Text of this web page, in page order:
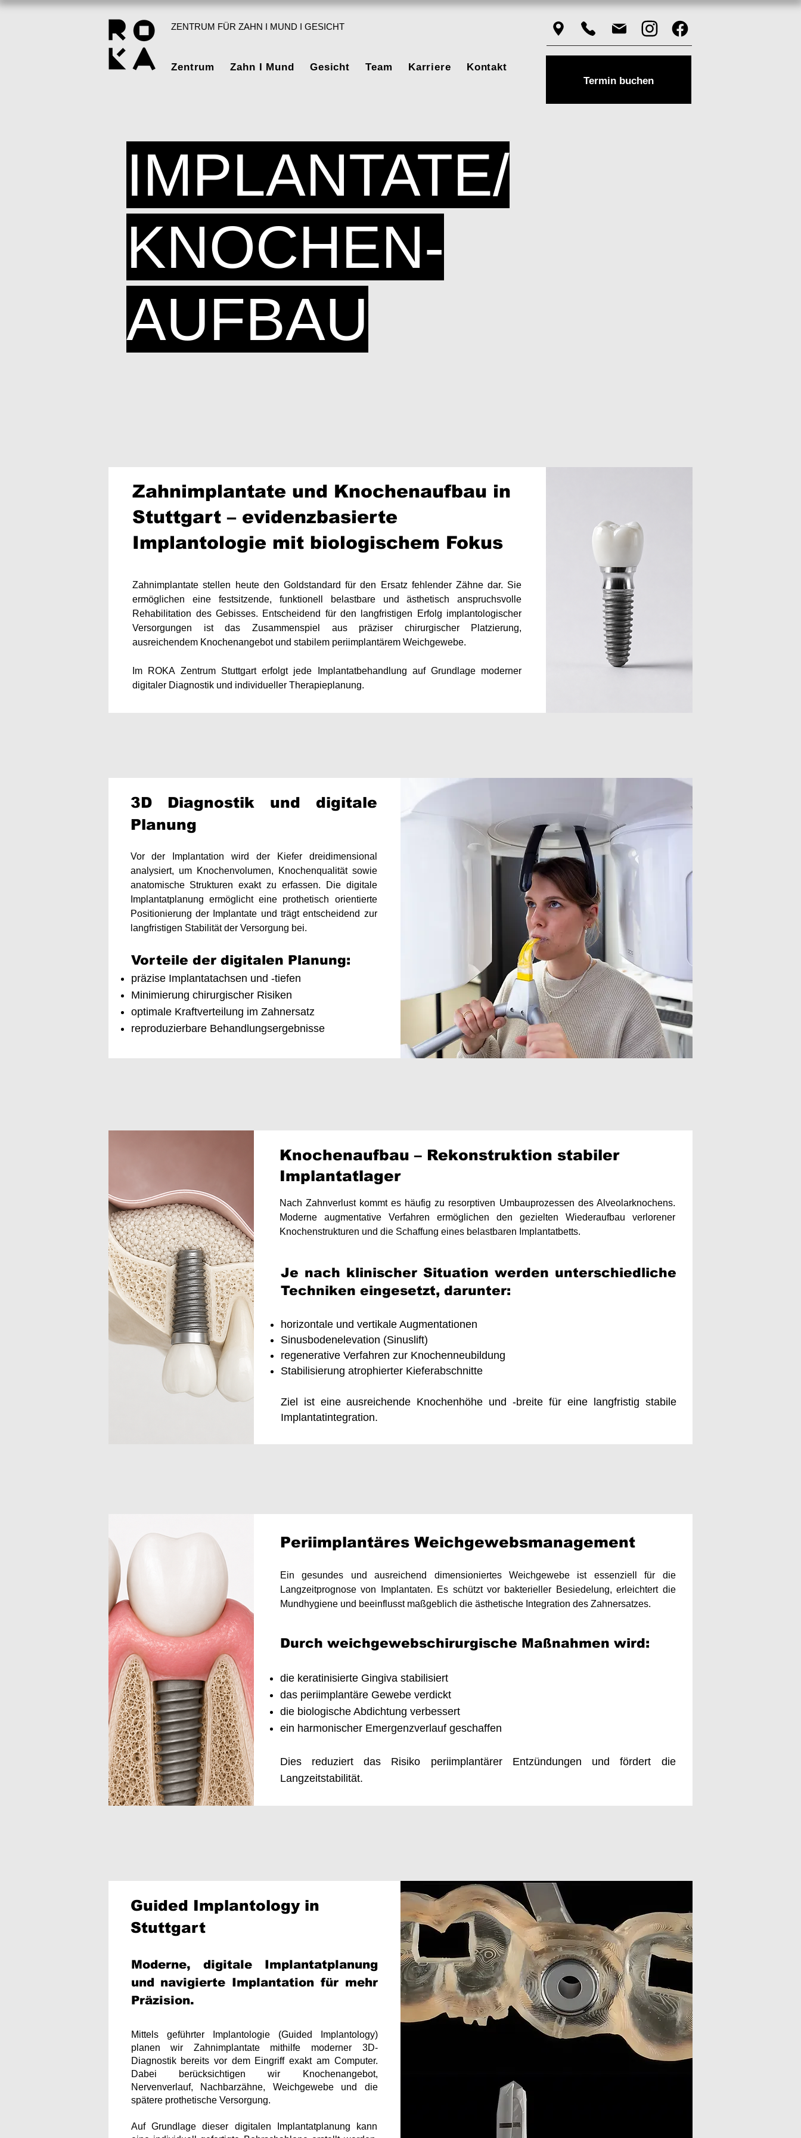
Zentrum Zahn I Mund Gesicht Team Karriere Kontakt
ZENTRUM FÜR ZAHN I MUND I GESICHT
Termin buchen
IMPLANTATE/
KNOCHEN-
AUFBAU
Zahnimplantate und Knochenaufbau in
Stuttgart – evidenzbasierte
Implantologie mit biologischem Fokus
​Zahnimplantate stellen heute den Goldstandard für den Ersatz fehlender Zähne dar. Sie
ermöglichen eine festsitzende, funktionell belastbare und ästhetisch anspruchsvolle
Rehabilitation des Gebisses. Entscheidend für den langfristigen Erfolg implantologischer
Versorgungen ist das Zusammenspiel aus präziser chirurgischer Platzierung,
ausreichendem Knochenangebot und stabilem periimplantärem Weichgewebe.
Im ROKA Zentrum Stuttgart erfolgt jede Implantatbehandlung auf Grundlage moderner
digitaler Diagnostik und individueller Therapieplanung.
​3D Diagnostik und digitale
Planung​
Vor der Implantation wird der Kiefer dreidimensional
analysiert, um Knochenvolumen, Knochenqualität sowie
anatomische Strukturen exakt zu erfassen. Die digitale
Implantatplanung ermöglicht eine prothetisch orientierte
Positionierung der Implantate und trägt entscheidend zur
langfristigen Stabilität der Versorgung bei.​
Vorteile der digitalen Planung:
präzise Implantatachsen und -tiefen
Minimierung chirurgischer Risiken
optimale Kraftverteilung im Zahnersatz
reproduzierbare Behandlungsergebnisse
​Knochenaufbau – Rekonstruktion stabiler
Implantatlager​
​​Nach Zahnverlust kommt es häufig zu resorptiven Umbauprozessen des Alveolarknochens.
Moderne augmentative Verfahren ermöglichen den gezielten Wiederaufbau verlorener
Knochenstrukturen und die Schaffung eines belastbaren Implantatbetts.
Je nach klinischer Situation werden unterschiedliche
Techniken eingesetzt, darunter:
horizontale und vertikale Augmentationen
Sinusbodenelevation (Sinuslift)
regenerative Verfahren zur Knochenneubildung
Stabilisierung atrophierter Kieferabschnitte
Ziel ist eine ausreichende Knochenhöhe und -breite für eine langfristig stabile
Implantatintegration.
​Periimplantäres Weichgewebsmanagement​
​Ein gesundes und ausreichend dimensioniertes Weichgewebe ist essenziell für die
Langzeitprognose von Implantaten. Es schützt vor bakterieller Besiedelung, erleichtert die
Mundhygiene und beeinflusst maßgeblich die ästhetische Integration des Zahnersatzes.​
Durch weichgewebschirurgische Maßnahmen wird:
die keratinisierte Gingiva stabilisiert
das periimplantäre Gewebe verdickt
die biologische Abdichtung verbessert
ein harmonischer Emergenzverlauf geschaffen
Dies reduziert das Risiko periimplantärer Entzündungen und fördert die
Langzeitstabilität.​
Guided Implantology in
Stuttgart
Moderne, digitale Implantatplanung
und navigierte Implantation für mehr
Präzision.
Mittels geführter Implantologie (Guided Implantology)
planen wir Zahnimplantate mithilfe moderner 3D-
Diagnostik bereits vor dem Eingriff exakt am Computer.
Dabei berücksichtigen wir Knochenangebot,
Nervenverlauf, Nachbarzähne, Weichgewebe und die
spätere prothetische Versorgung.
Auf Grundlage dieser digitalen Implantatplanung kann